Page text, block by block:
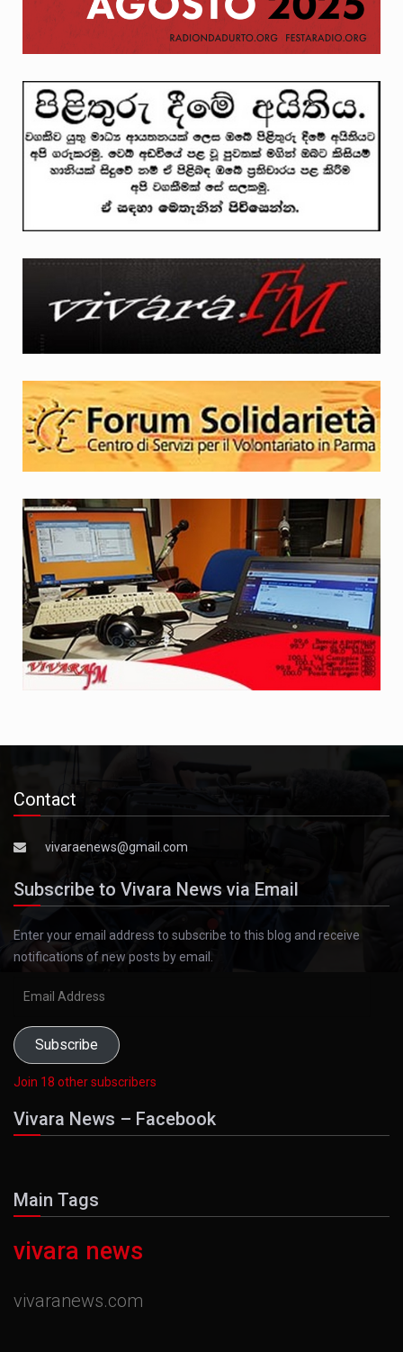
Contact
vivaraenews@gmail.com
Subscribe to Vivara News via Email
Enter your email address to subscribe to this blog and receive
notifications of new posts by email.
Subscribe
Join 18 other subscribers
Vivara News – Facebook
Main Tags
vivara news
vivaranews.com